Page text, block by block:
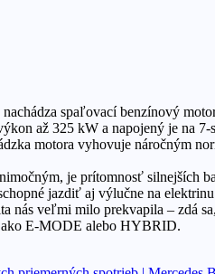
spaľovací benzínový
až 325 kW a napojený je na
motora vyhovuje náročným
je prítomnosť silnejších
jazdiť aj výlučne na
nás veľmi milo prekvapila – zdá
E-MODE alebo HYBRID.